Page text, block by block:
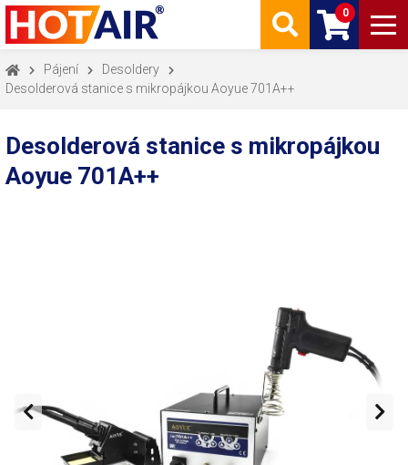
0
Pájení
Desoldery
Desolderová stanice s mikropájkou Aoyue 701A++
Desolderová stanice s mikropájkou
Aoyue 701A++